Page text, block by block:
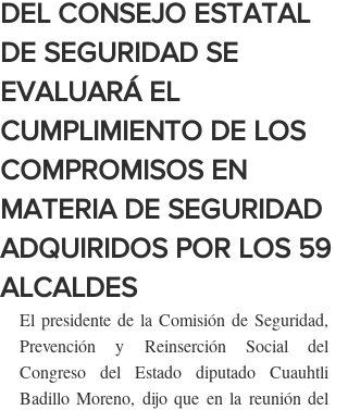
DEL CONSEJO ESTATAL
DE SEGURIDAD SE
EVALUARÁ EL
CUMPLIMIENTO DE LOS
COMPROMISOS EN
MATERIA DE SEGURIDAD
ADQUIRIDOS POR LOS 59
ALCALDES
El presidente de la Comisión de Seguridad,
Prevención y Reinserción Social del
Congreso del Estado diputado Cuauhtli
Badillo Moreno, dijo que en la reunión del